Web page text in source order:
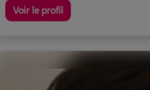
Voir le profil